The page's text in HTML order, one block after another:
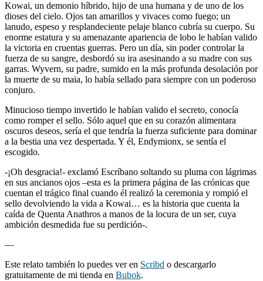
Kowai, un demonio híbrido, hijo de una humana y de uno de los
dioses del cielo. Ojos tan amarillos y vivaces como fuego; un
lanudo, espeso y resplandeciente pelaje blanco cubría su cuerpo. Su
enorme estatura y su amenazante apariencia de lobo le habían valido
la victoria en cruentas guerras. Pero un día, sin poder controlar la
fuerza de su sangre, desbordó su ira asesinando a su madre con sus
garras. Wyvern, su padre, sumido en la más profunda desolación por
la muerte de su maia, lo había sellado para siempre con un poderoso
conjuro.
Minucioso tiempo invertido le habían valido el secreto, conocía
como romper el sello. Sólo aquel que en su corazón alimentara
oscuros deseos, sería el que tendría la fuerza suficiente para dominar
a la bestia una vez despertada. Y él, Endymionx, se sentía el
escogido.
-¡Oh desgracia!- exclamó Escríbano soltando su pluma con lágrimas
en sus ancianos ojos –esta es la primera página de las crónicas que
cuentan el trágico final cuando él realizó la ceremonia y rompió el
sello devolviendo la vida a Kowai… es la historia que cuenta la
caída de Quenta Anathros a manos de la locura de un ser, cuya
ambición desmedida fue su perdición-.
—
Este relato también lo puedes ver en Scribd o descargarlo
gratuitamente de mi tienda en Bubok.